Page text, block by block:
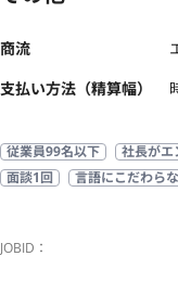
商流
支払い方法（精算幅）
従業員99名以下 社長がエ
面談1回
言語にこだわら
JOBID：